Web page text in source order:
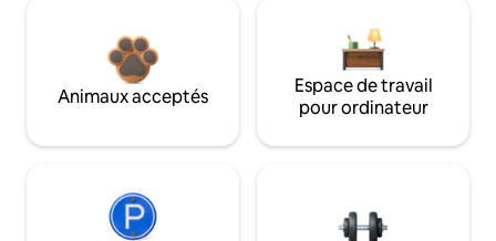
Animaux acceptés
Espace de travail
pour ordinateur